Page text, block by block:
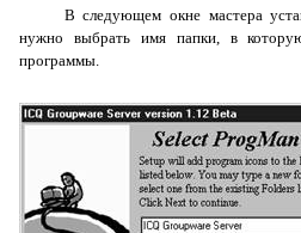
В следующем окне мастера
нужно выбрать имя папки, в
программы.